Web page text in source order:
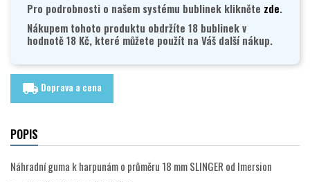
Pro podrobnosti o našem systému bublinek klikněte zde.
Nákupem tohoto produktu obdržíte 18 bublinek v
hodnotě 18 Kč, které můžete použít na Váš další nákup.
local_shipping Doprava a cena
POPIS
Náhradní guma k harpunám o průměru 18 mm SLINGER od Imersion